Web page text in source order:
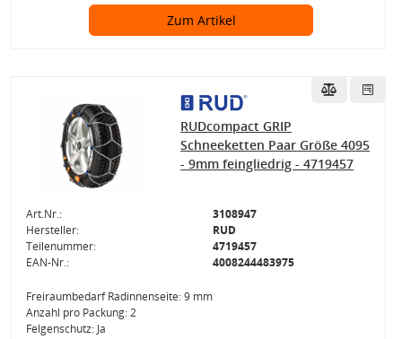
Zum Artikel
RUDcompact GRIP
Schneeketten Paar Größe 4095
- 9mm feingliedrig - 4719457
Art.Nr.:
3108947
Hersteller:
RUD
Teilenummer:
4719457
EAN-Nr.:
4008244483975
Freiraumbedarf Radinnenseite: 9 mm
Anzahl pro Packung: 2
Felgenschutz: Ja